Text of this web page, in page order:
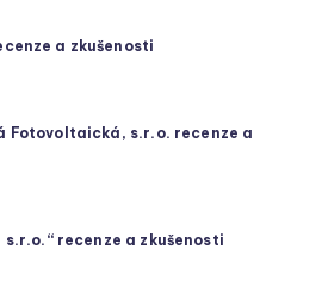
a zkušenosti
Fotovoltaická, s.r.o. recenze a
recenze a zkušenosti